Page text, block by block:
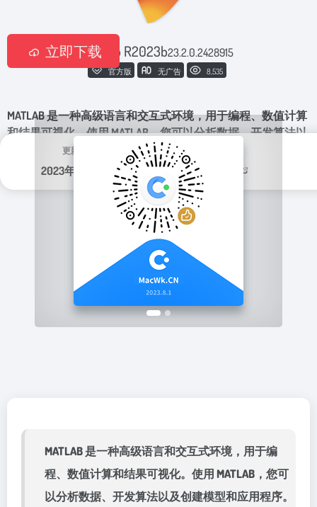
Matlab R2023b23.2.0.2428915
官方版 无广告 8,535
MATLAB 是一种高级语言和交互式环境，用于编程、数值计算
和结果可视化。使用 MATLAB，您可以分析数据、开发算法以
及创建模型和应用程序。
更新日期：
2023年 10月 6日 编程开发
立即下载
MATLAB 是一种高级语言和交互式环境，用于编
程、数值计算和结果可视化。使用 MATLAB，您可
以分析数据、开发算法以及创建模型和应用程序。